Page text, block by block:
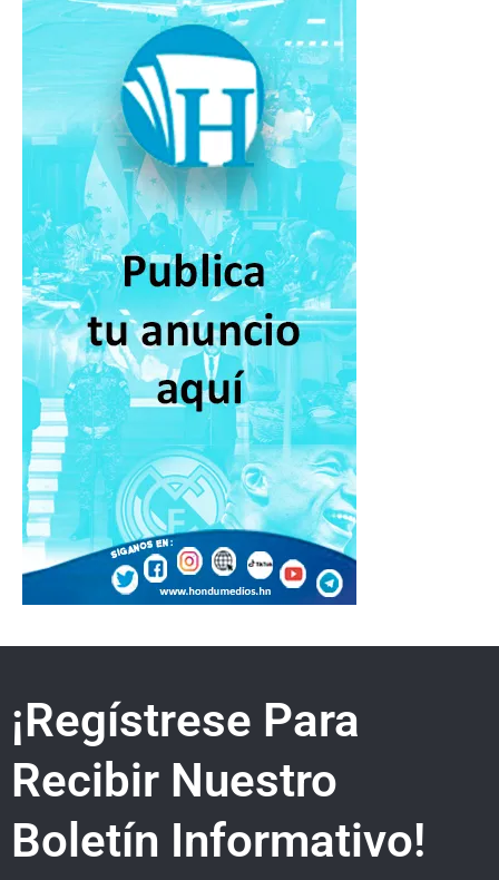
¡Regístrese Para
Recibir Nuestro
Boletín Informativo!